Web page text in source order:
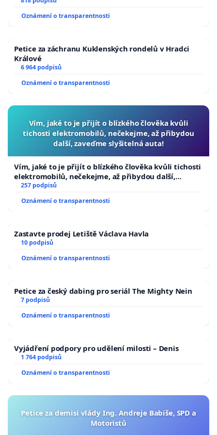
Oznámení o transparentnosti
Petice za záchranu Kuklenských rondelů v Hradci
Králové
6 964 podpisů
Oznámení o transparentnosti
Vím, jaké to je přijít o blízkého člověka kvůli
tichosti elektromobilů, nečekejme, až přibydou
další, zaveďme slyšitelná auta!
Vím, jaké to je přijít o blízkého člověka kvůli tichosti
elektromobilů, nečekejme, až přibydou další,
zaveďme slyšitelná auta!
257 podpisů
Oznámení o transparentnosti
Zastavte prodej Letiště Václava Havla
10 podpisů
Oznámení o transparentnosti
Petice za český dabing pro seriál The Mighty Nein
7 podpisů
Oznámení o transparentnosti
Vyjádření podpory pro udělení milosti – Denis
1 764 podpisů
Oznámení o transparentnosti
Petice za demisi vlády Ing. Andreje Babiše, SPD a
Motoristů